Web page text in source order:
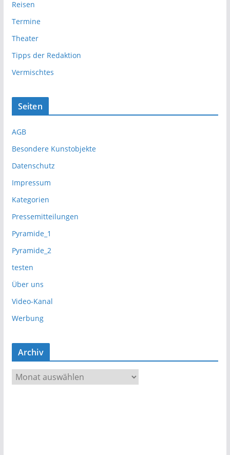
Reisen
Termine
Theater
Tipps der Redaktion
Vermischtes
Seiten
AGB
Besondere Kunstobjekte
Datenschutz
Impressum
Kategorien
Pressemitteilungen
Pyramide_1
Pyramide_2
testen
Über uns
Video-Kanal
Werbung
Archiv
r